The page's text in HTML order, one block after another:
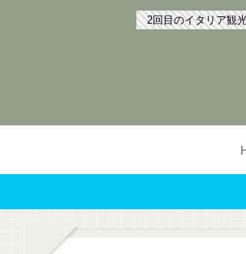
2回目のイタリア観